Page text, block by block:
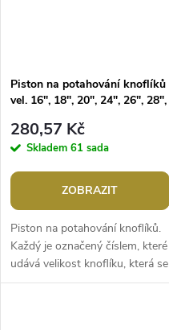
Piston na potahování knoflíků
vel. 16", 18", 20", 24", 26", 28",
280,57 Kč
Skladem 61 sada
ZOBRAZIT
Piston na potahování knoflíků.
Každý je označený číslem, které
udává velikost knoflíku, která se
do pistonu vkládá. Např.